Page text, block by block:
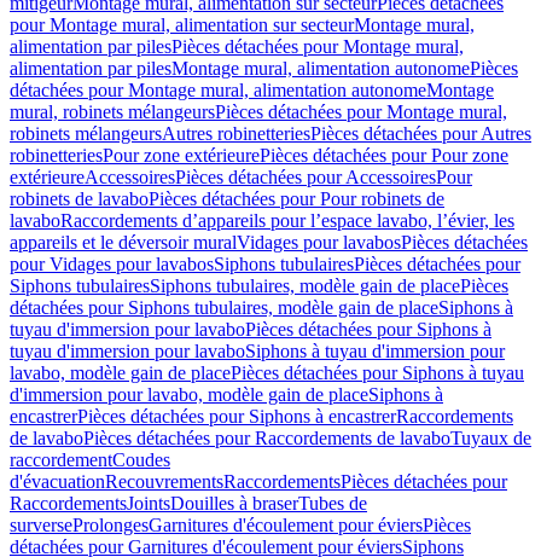
pour Montage mural, alimentation sur secteurMontage mural,
alimentation par pilesPièces détachées pour Montage mural,
alimentation par pilesMontage mural, alimentation autonomePièces
détachées pour Montage mural, alimentation autonomeMontage
mural, robinets mélangeursPièces détachées pour Montage mural,
robinets mélangeursAutres robinetteriesPièces détachées pour Autres
robinetteriesPour zone extérieurePièces détachées pour Pour zone
extérieureAccessoiresPièces détachées pour AccessoiresPour
robinets de lavaboPièces détachées pour Pour robinets de
lavaboRaccordements d’appareils pour l’espace lavabo, l’évier, les
appareils et le déversoir muralVidages pour lavabosPièces détachées
pour Vidages pour lavabosSiphons tubulairesPièces détachées pour
Siphons tubulairesSiphons tubulaires, modèle gain de placePièces
détachées pour Siphons tubulaires, modèle gain de placeSiphons à
tuyau d'immersion pour lavaboPièces détachées pour Siphons à
tuyau d'immersion pour lavaboSiphons à tuyau d'immersion pour
lavabo, modèle gain de placePièces détachées pour Siphons à tuyau
d'immersion pour lavabo, modèle gain de placeSiphons à
encastrerPièces détachées pour Siphons à encastrerRaccordements
de lavaboPièces détachées pour Raccordements de lavaboTuyaux de
raccordementCoudes
d'évacuationRecouvrementsRaccordementsPièces détachées pour
RaccordementsJointsDouilles à braserTubes de
surverseProlongesGarnitures d'écoulement pour éviersPièces
détachées pour Garnitures d'écoulement pour éviersSiphons